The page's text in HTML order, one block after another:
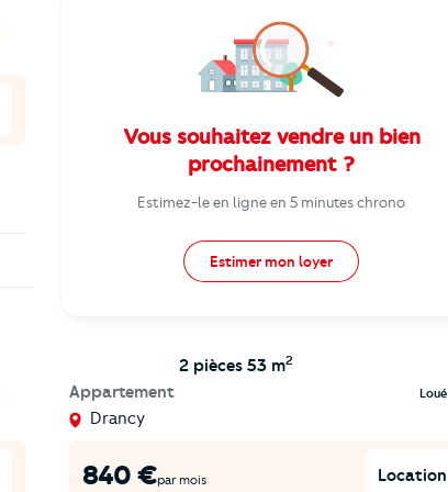
Vous souhaitez vendre un bien
prochainement ?
Estimez-le en ligne en 5 minutes chrono
Estimer mon loyer
Appartement
2 pièces 53 m2
Loué
Drancy
840 €par mois Location